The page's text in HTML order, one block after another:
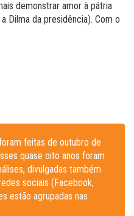
demonstrar amor à pátria
Dilma da presidência). Com o
feitas de outubro de
quase oito anos foram
divulgadas também
sociais (Facebook,
estão agrupadas nas